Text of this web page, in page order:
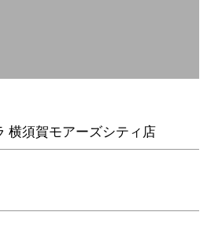
横須賀モアーズシティ店